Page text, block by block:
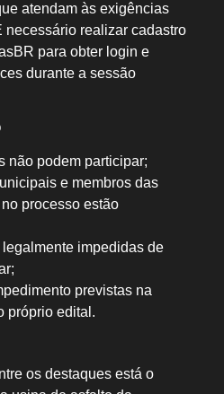
atendam às exigências
necessário realizar cadastro
para obter login e
durante a sessão
não podem participar;
e membros das
processo estão
impedidas de
previstas na
próprio edital.
os destaques está o